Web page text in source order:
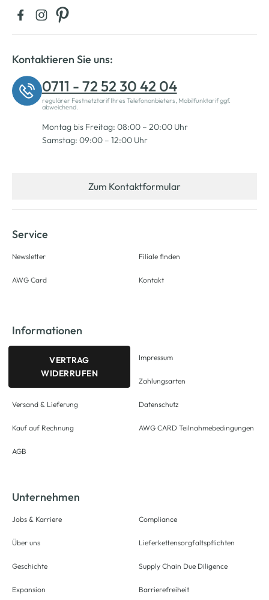
Kontaktieren Sie uns:
0711 - 72 52 30 42 04
regulärer Festnetztarif Ihres Telefonanbieters, Mobilfunktarif ggf.
abweichend.
Montag bis Freitag: 08:00 – 20:00 Uhr
Samstag: 09:00 – 12:00 Uhr
Zum Kontaktformular
Service
Newsletter
AWG Card
Filiale finden
Kontakt
Informationen
VERTRAG
WIDERRUFEN
Versand & Lieferung
Kauf auf Rechnung
AGB
Impressum
Zahlungsarten
Datenschutz
AWG CARD Teilnahmebedingungen
Unternehmen
Jobs & Karriere
Über uns
Geschichte
Expansion
Compliance
Lieferkettensorgfaltspflichten
Supply Chain Due Diligence
Barrierefreiheit